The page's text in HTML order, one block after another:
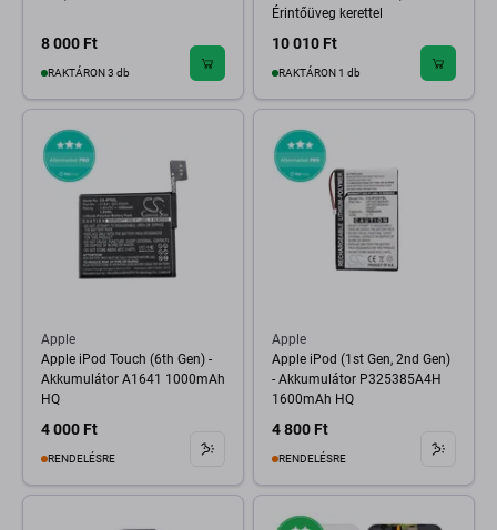
8 000 Ft
RAKTÁRON 3 db
Érintőüveg kerettel
10 010 Ft
RAKTÁRON 1 db
Apple
Apple iPod Touch (6th Gen) -
Akkumulátor A1641 1000mAh
HQ
4 000 Ft
RENDELÉSRE
Apple
Apple iPod (1st Gen, 2nd Gen)
- Akkumulátor P325385A4H
1600mAh HQ
4 800 Ft
RENDELÉSRE